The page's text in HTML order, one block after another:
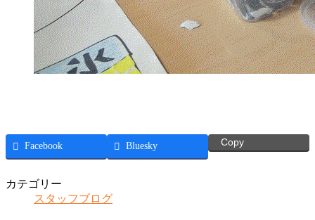
Facebook Bluesky Copy
カテゴリー
スタッフブログ